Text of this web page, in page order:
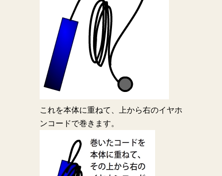
これを本体に重ねて、上から右のイヤホ
ンコードで巻きます。